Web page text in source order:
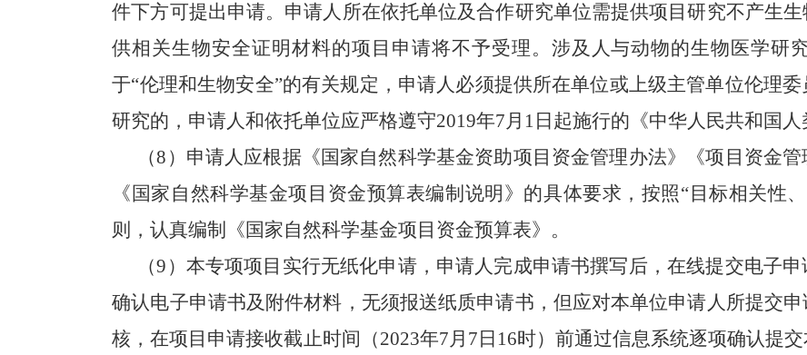
件下方可提出申请。申请人所在依托单位及合作研究单位需提供项目研究不产生
供相关生物安全证明材料的项目申请将不予受理。涉及人与动物的生物医学研
于“伦理和生物安全”的有关规定，申请人必须提供所在单位或上级主管单位伦理
研究的，申请人和依托单位应严格遵守2019年7月 1 日起施行的《中华人民共和国
（8 ）申请人应根据《国家自然科学基金资助项目资金管理办法》《项目资金
《国家自然科学基金项目资金预算表编制说明》的具体要求，按照“目标相关性
则，认真编制《国家自然科学基金项目资金预算表》。
（9 ）本专项项目实行无纸化申请，申请人完成申请书撰写后，在线提交电子
确认电子申请书及附件材料，无须报送纸质申请书，但应对本单位申请人所提交
核，在项目申请接收截止时间（2023年7月 7 日 16时）前通过信息系统逐项确认提